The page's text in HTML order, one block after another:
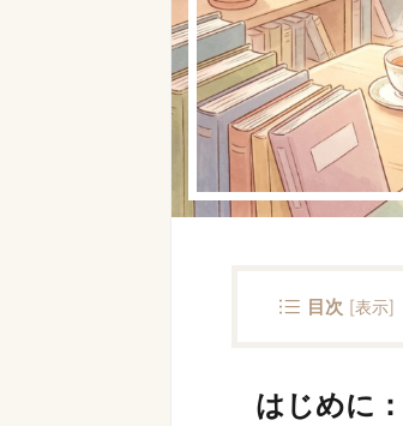
目次 [表示]
はじめに